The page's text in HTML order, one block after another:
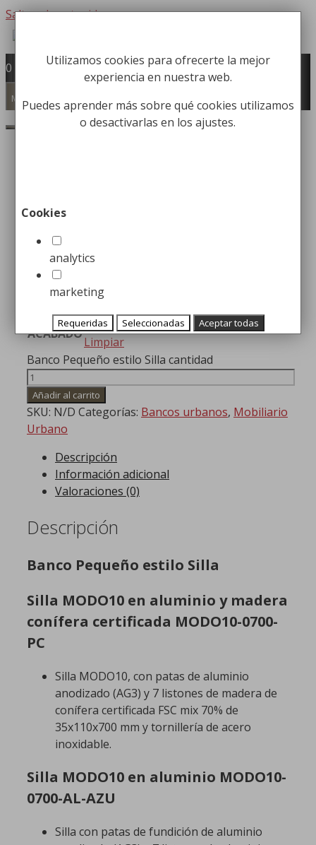
Saltar al contenido
Fabricación y comercialización de
equipamiento para la higiene industrial
Búsqueda de productos
0
Menú
Banco Pequeño estilo Silla
Desde:313,03
Banco urbano modelo silla
ACABADO
Limpiar
Banco Pequeño estilo Silla cantidad
Añadir al carrito
SKU: N/D Categorías: Bancos urbanos, Mobiliario
Urbano
Descripción
Información adicional
Valoraciones (0)
Descripción
Banco Pequeño estilo Silla
Silla MODO10 en aluminio y madera
conífera certificada MODO10-0700-
PC
Silla MODO10, con patas de aluminio
anodizado (AG3) y 7 listones de madera de
conífera certificada FSC mix 70% de
35x110x700 mm y tornillería de acero
inoxidable.
Silla MODO10 en aluminio MODO10-
0700-AL-AZU
Silla con patas de fundición de aluminio
Utilizamos cookies para ofrecerte la mejor
experiencia en nuestra web.
Puedes aprender más sobre qué cookies utilizamos
o desactivarlas en los ajustes.
Cookies
analytics
marketing
Requeridas Seleccionadas Aceptar todas